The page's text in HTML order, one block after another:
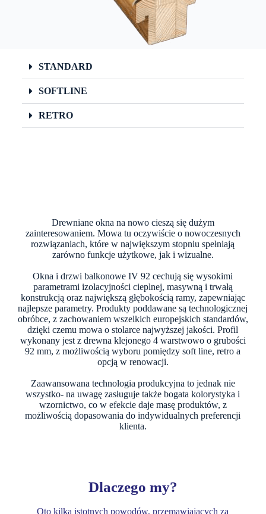
STANDARD
SOFTLINE
RETRO
Drewniane okna na nowo cieszą się dużym
zainteresowaniem. Mowa tu oczywiście o nowoczesnych
rozwiązaniach, które w największym stopniu spełniają
zarówno funkcje użytkowe, jak i wizualne.
Okna i drzwi balkonowe IV 92 cechują się wysokimi
parametrami izolacyjności cieplnej, masywną i trwałą
konstrukcją oraz największą głębokością ramy, zapewniając
najlepsze parametry. Produkty poddawane są technologicznej
obróbce, z zachowaniem wszelkich europejskich standardów,
dzięki czemu mowa o stolarce najwyższej jakości. Profil
wykonany jest z drewna klejonego 4 warstwowo o grubości
92 mm, z możliwością wyboru pomiędzy soft line, retro a
opcją w renowacji.
Zaawansowana technologia produkcyjna to jednak nie
wszystko- na uwagę zasługuje także bogata kolorystyka i
wzornictwo, co w efekcie daje masę produktów, z
możliwością dopasowania do indywidualnych preferencji
klienta.
Dlaczego my?
Oto kilka istotnych powodów, przemawiających za